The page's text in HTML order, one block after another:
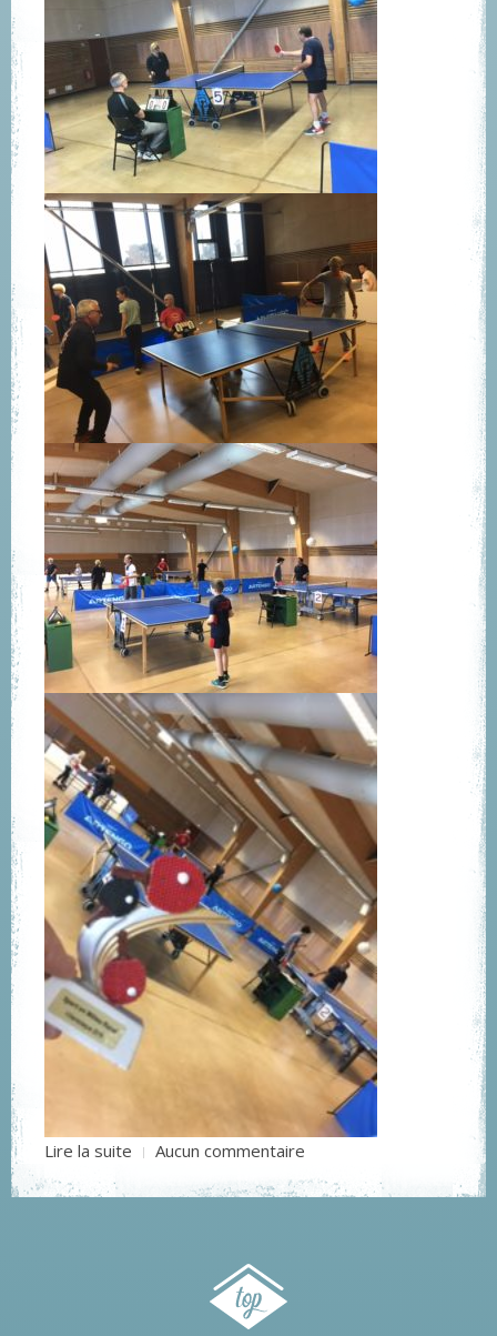
Lire la suite Aucun commentaire